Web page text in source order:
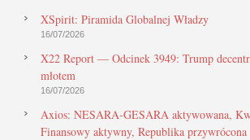
XSpirit: Piramida Globalnej Władzy
16/07/2026
X22 Report — Odcinek 3949: Trump
młotem
16/07/2026
Axios: NESARA-GESARA aktywowana,
Finansowy aktywny, Republika przywrócona